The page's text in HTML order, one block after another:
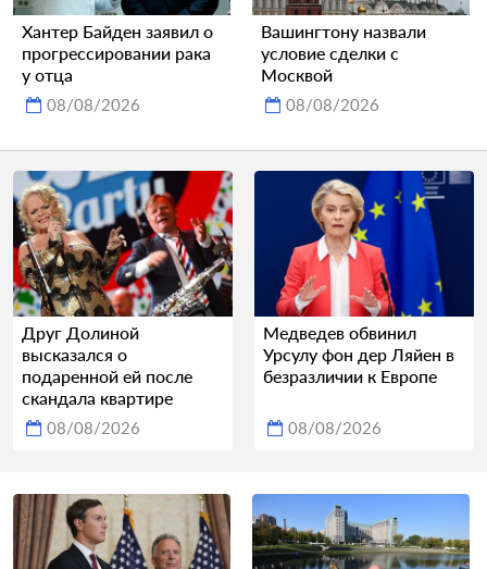
Хантер Байден заявил о
прогрессировании рака
у отца
08/08/2026
Вашингтону назвали
условие сделки с
Москвой
08/08/2026
Друг Долиной
высказался о
подаренной ей после
скандала квартире
08/08/2026
Медведев обвинил
Урсулу фон дер Ляйен в
безразличии к Европе
08/08/2026